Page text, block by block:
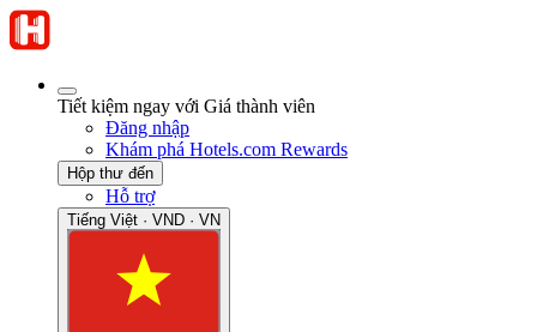
Tiết kiệm ngay với Giá thành viên
Đăng nhập
Khám phá Hotels.com Rewards
Hộp thư đến
Hỗ trợ
Tiếng Việt · VND · VN